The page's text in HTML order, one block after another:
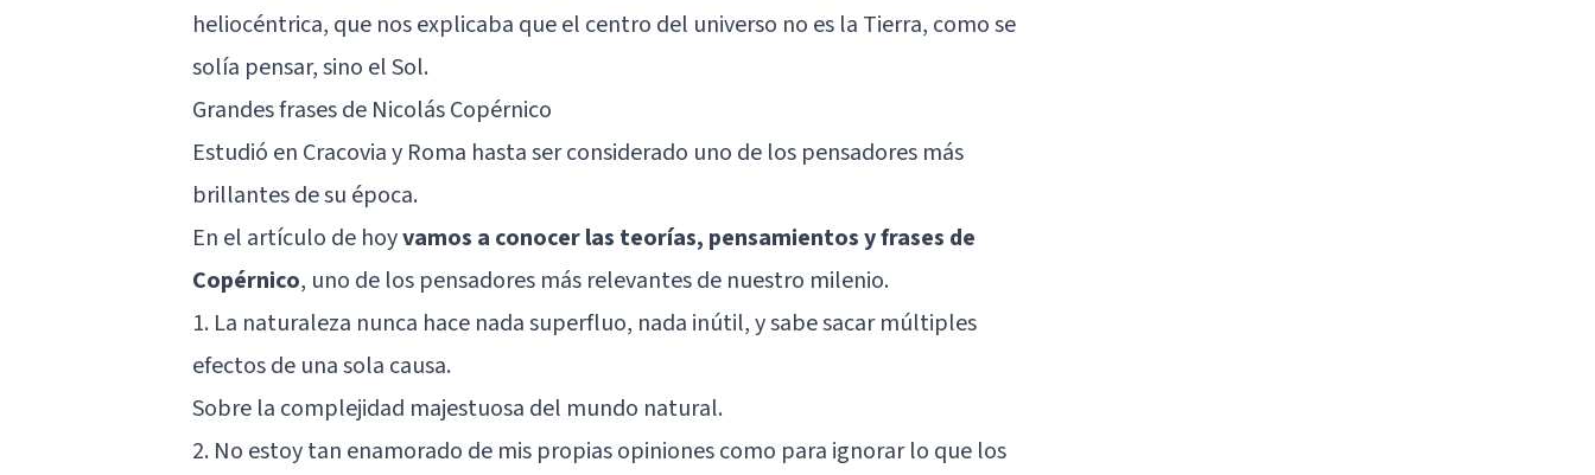
heliocéntrica, que nos explicaba que el centro del universo no es la Tierra, como se
solía pensar, sino el Sol.
Grandes frases de Nicolás Copérnico
Estudió en Cracovia y Roma hasta ser considerado uno de los pensadores más
brillantes de su época.
En el artículo de hoyvamos a conocer las teorías, pensamientos y frases de
Copérnico, uno de los pensadores más relevantes de nuestro milenio.
1. La naturaleza nunca hace nada superfluo, nada inútil, y sabe sacar múltiples
efectos de una sola causa.
Sobre la complejidad majestuosa del mundo natural.
2. No estoy tan enamorado de mis propias opiniones como para ignorar lo que los